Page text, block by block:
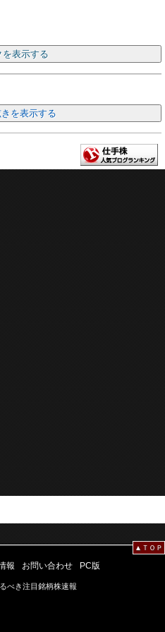
▲ＴＯＰ
報 お問い合わせ PC版
べき注目銘柄株速報